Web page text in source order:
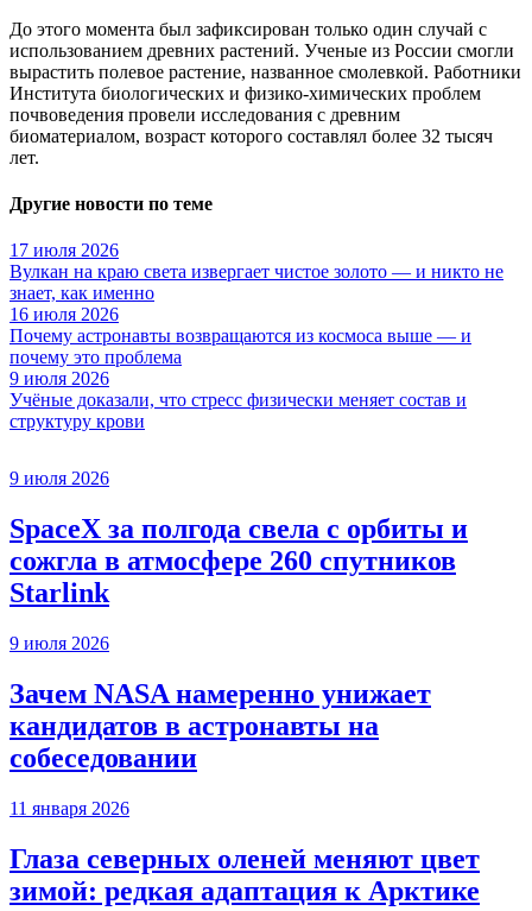
До этого момента был зафиксирован только один случай с
использованием древних растений. Ученые из России смогли
вырастить полевое растение, названное смолевкой. Работники
Института биологических и физико-химических проблем
почвоведения провели исследования с древним
биоматериалом, возраст которого составлял более 32 тысяч
лет.
Другие новости по теме
17 июля 2026
Вулкан на краю света извергает чистое золото — и никто не
знает, как именно
16 июля 2026
Почему астронавты возвращаются из космоса выше — и
почему это проблема
9 июля 2026
Учёные доказали, что стресс физически меняет состав и
структуру крови
9 июля 2026
SpaceX за полгода свела с орбиты и
сожгла в атмосфере 260 спутников
Starlink
9 июля 2026
Зачем NASA намеренно унижает
кандидатов в астронавты на
собеседовании
11 января 2026
Глаза северных оленей меняют цвет
зимой: редкая адаптация к Арктике